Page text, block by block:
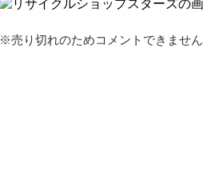
※売り切れのためコメントできません